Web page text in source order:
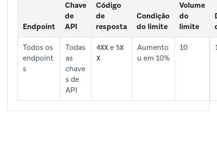
Endpoint
Chave
de
API
Código
de
resposta
Condição
do limite
Volume
do
limite
Todos os
endpoint
s
Todas
as
chave
s de
API
4XX e 5X
X
Aumento
u em 10%
10